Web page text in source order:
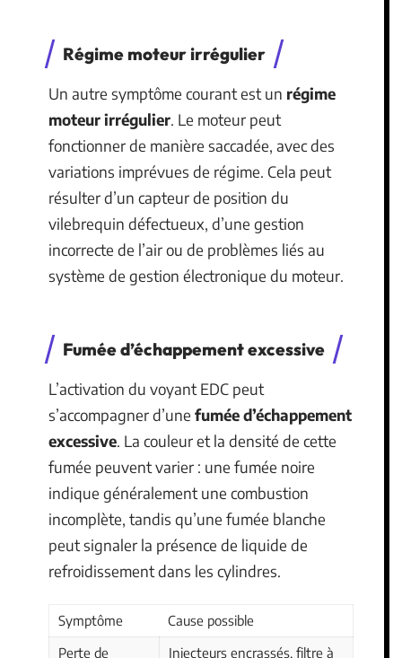
Régime moteur irrégulier
Un autre symptôme courant est un régime
moteur irrégulier. Le moteur peut
fonctionner de manière saccadée, avec des
variations imprévues de régime. Cela peut
résulter d’un capteur de position du
vilebrequin défectueux, d’une gestion
incorrecte de l’air ou de problèmes liés au
système de gestion électronique du moteur.
Fumée d’échappement excessive
L’activation du voyant EDC peut
s’accompagner d’une fumée d’échappement
excessive. La couleur et la densité de cette
fumée peuvent varier : une fumée noire
indique généralement une combustion
incomplète, tandis qu’une fumée blanche
peut signaler la présence de liquide de
refroidissement dans les cylindres.
Symptôme
Cause possible
Perte de
Injecteurs encrassés, filtre à